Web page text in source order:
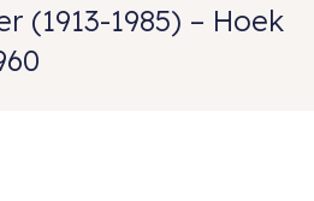
(1913-1985) – Hoek